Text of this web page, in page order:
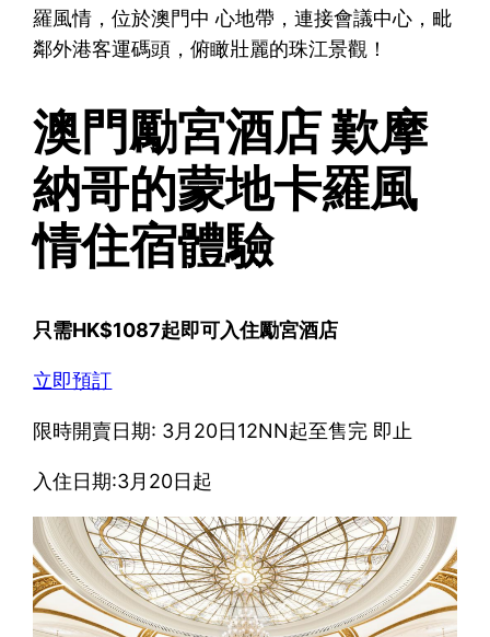
羅風情，位於澳門中 心地帶，連接會議中心，毗
鄰外港客運碼頭，俯瞰壯麗的珠江景觀！
澳門勵宮酒店 歎摩
納哥的蒙地卡羅風
情住宿體驗
只需HK$1087起即可入住勵宮酒店
立即預訂
限時開賣日期: 3月20日12NN起至售完 即止
入住日期:3月20日起